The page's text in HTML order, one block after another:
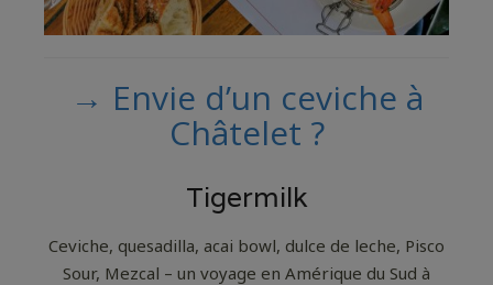
→ Envie d’un ceviche à
Châtelet ?
Tigermilk
Ceviche, quesadilla, acai bowl, dulce de leche, Pisco
Sour, Mezcal – un voyage en Amérique du Sud à